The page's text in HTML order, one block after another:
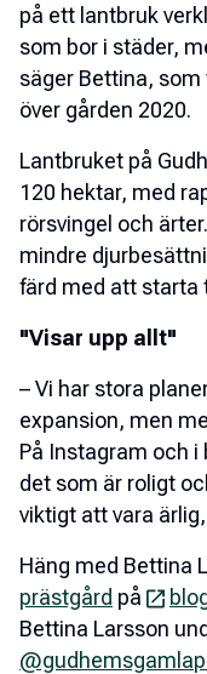
på ett lantbruk
som bor i städer,
säger Bettina,
över gården 2020.
Lantbruket på
120 hektar, med
rörsvingel och
mindre
färd med att starta
"Visar upp allt"
– Vi har stora
expansion, men
På Instagram och i
det som är roligt
viktigt att vara
Häng med Bettina
prästgård på
Bettina Larsson